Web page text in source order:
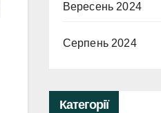
Вересень 2024
Серпень 2024
Категорії